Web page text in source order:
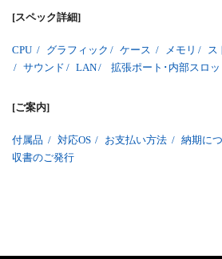
[スペック詳細]
CPU / グラフィック / ケース / メモリ / ス
/ サウンド / LAN/ 拡張ポート･内部スロッ
[ご案内]
付属品 / 対応OS / お支払い方法 / 納期に
収書のご発行